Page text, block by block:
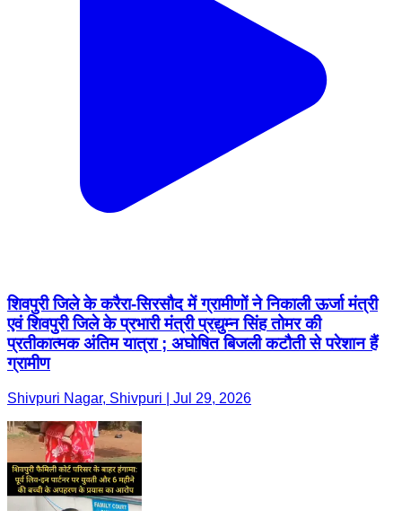
शिवपुरी जिले के करैरा-सिरसौद में ग्रामीणों ने निकाली ऊर्जा मंत्री
एवं शिवपुरी जिले के प्रभारी मंत्री प्रद्युम्न सिंह तोमर की
प्रतीकात्मक अंतिम यात्रा ; अघोषित बिजली कटौती से परेशान हैं
ग्रामीण
Shivpuri Nagar, Shivpuri | Jul 29, 2026